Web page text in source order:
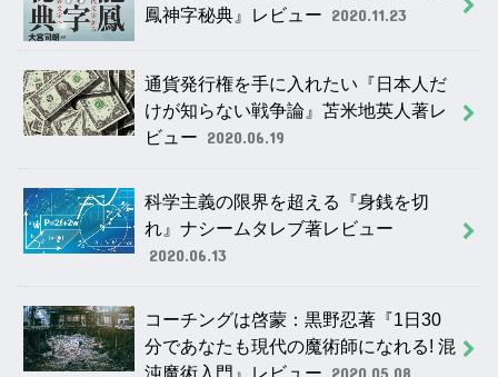
鳳神字秘典』レビュー 2020.11.23
通貨発行権を手に入れたい『日本人だ
けが知らない戦争論』苫米地英人著レ
ビュー 2020.06.19
科学主義の限界を超える『身銭を切
れ』ナシームタレブ著レビュー
2020.06.13
コーチングは啓蒙：黒野忍著『1日30
分であなたも現代の魔術師になれる! 混
沌魔術入門』レビュー 2020.05.08